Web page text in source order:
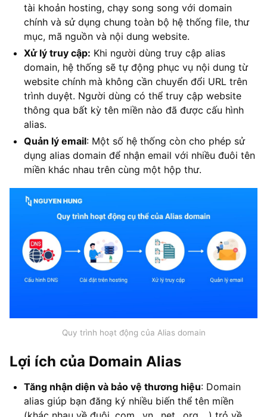
tài khoản hosting, chạy song song với domain
chính và sử dụng chung toàn bộ hệ thống file, thư
mục, mã nguồn và nội dung website.
Xử lý truy cập: Khi người dùng truy cập alias
domain, hệ thống sẽ tự động phục vụ nội dung từ
website chính mà không cần chuyển đổi URL trên
trình duyệt. Người dùng có thể truy cập website
thông qua bất kỳ tên miền nào đã được cấu hình
alias.
Quản lý email: Một số hệ thống còn cho phép sử
dụng alias domain để nhận email với nhiều đuôi tên
miền khác nhau trên cùng một hộp thư.
Quy trình hoạt động của Alias domain
Lợi ích của Domain Alias
Tăng nhận diện và bảo vệ thương hiệu: Domain
alias giúp bạn đăng ký nhiều biến thể tên miền